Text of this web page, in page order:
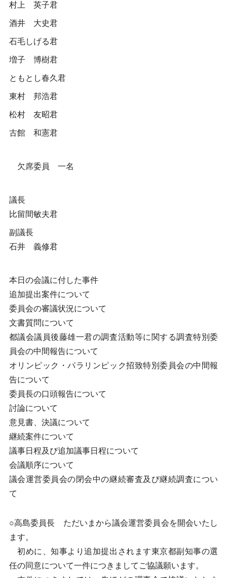
村上 英子君
酒井 大史君
石毛しげる君
増子 博樹君
ともとし春久君
東村 邦浩君
松村 友昭君
古館 和憲君
欠席委員 一名
議長
比留間敏夫君
副議長
石井 義修君
本日の会議に付した事件
追加提出案件について
委員会の審議状況について
文書質問について
都議会議員後藤雄一君の調査活動等に関する調査特別委
員会の中間報告について
オリンピック・パラリンピック招致特別委員会の中間報
告について
委員長の口頭報告について
討論について
意見書、決議について
継続案件について
議事日程及び追加議事日程について
会議順序について
議会運営委員会の閉会中の継続審査及び継続調査につい
て
○高島委員長 ただいまから議会運営委員会を開会いたし
ます。
初めに、知事より追加提出されます東京都副知事の選
任の同意について一件につきましてご協議願います。